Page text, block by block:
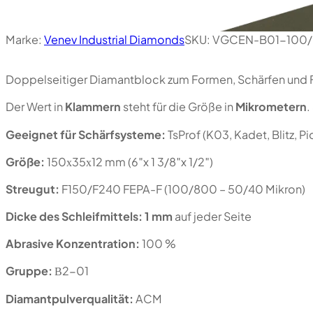
Doppelseitiger Diamantblock zum Formen, Schärfen
Der Wert inKlammern steht für die Größe inMikrometern.
Geeignet für Schärfsysteme: TsProf (K03, Kadet, Blitz,
Größe: 150х35х12 mm (6″x 1 3/8″x 1/2″)
Streugut: F150/F240 FEPA-F (100/800 – 50/40 Mikron)
Dicke des Schleifmittels: 1 mm auf jeder Seite
Abrasive Konzentration: 100 %
Gruppe: В2-01
Diamantpulverqualität: ACM
Marke: Venev Industrial DiamondsSKU: VGCEN-B01-